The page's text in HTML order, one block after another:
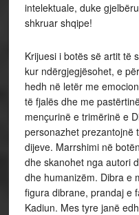
intelektuale, duke
shkruar shqipe!
Krijuesi i botës së artit të
kur ndërgjegjësohet, e
hedh në letër me
të fjalës dhe me
mençurinë e trimërinë e
personazhet prezantojnë
dijeve. Marrshimi në
dhe skanohet nga
dhe humanizëm. Dibra e
figura dibrane, prandaj e
Kadiun. Mes tyre janë